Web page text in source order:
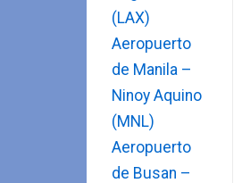
(LAX)
Aeropuerto
de Manila –
Ninoy Aquino
(MNL)
Aeropuerto
de Busan –